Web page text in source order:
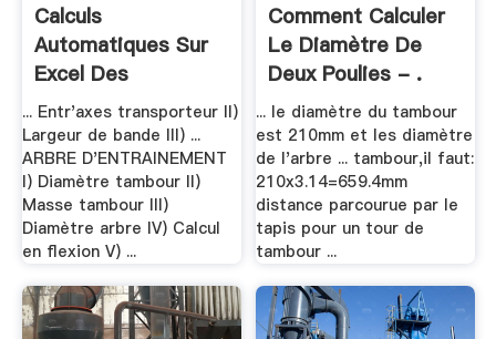
Calculs
Automatiques Sur
Excel Des
Diamètres Des .
... Entr'axes transporteur II)
Largeur de bande III) ...
ARBRE D'ENTRAINEMENT
I) Diamètre tambour II)
Masse tambour III)
Diamètre arbre IV) Calcul
en flexion V) ...
Comment Calculer
Le Diamètre De
Deux Poulies - .
... le diamètre du tambour
est 210mm et les diamètre
de l'arbre ... tambour,il faut:
210x3.14=659.4mm
distance parcourue par le
tapis pour un tour de
tambour ...